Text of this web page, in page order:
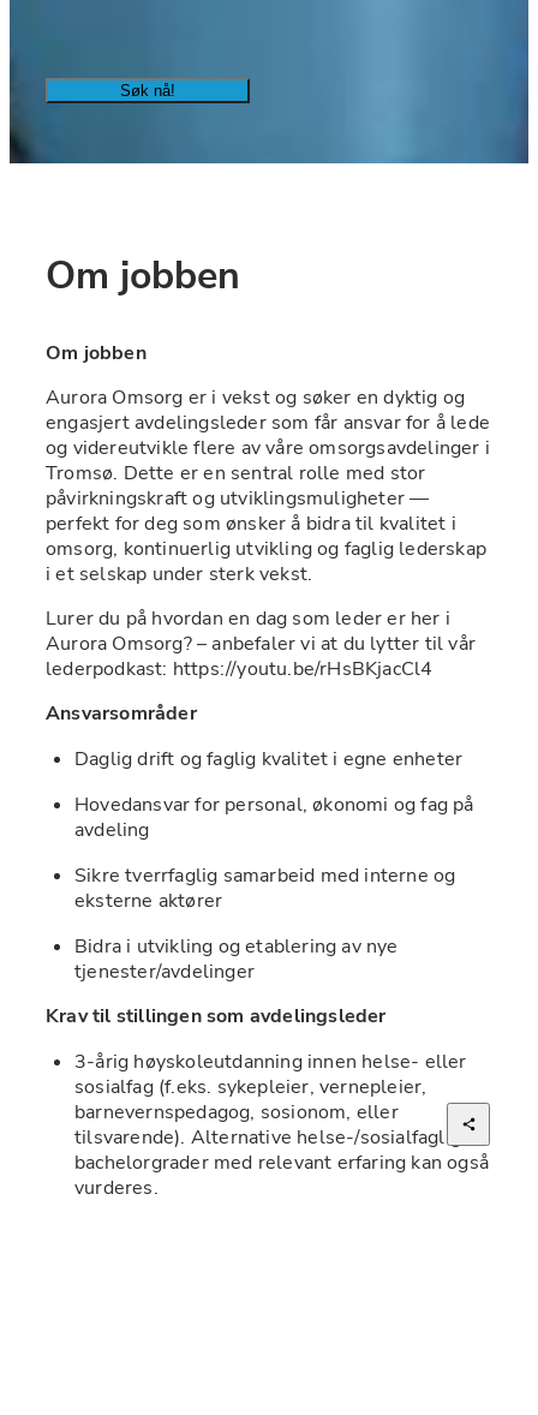
Søk nå!
Om jobben
Om jobben
Aurora Omsorg er i vekst og søker en dyktig og
engasjert avdelingsleder som får ansvar for å lede
og videreutvikle flere av våre omsorgsavdelinger i
Tromsø. Dette er en sentral rolle med stor
påvirkningskraft og utviklingsmuligheter —
perfekt for deg som ønsker å bidra til kvalitet i
omsorg, kontinuerlig utvikling og faglig lederskap
i et selskap under sterk vekst.
Lurer du på hvordan en dag som leder er her i
Aurora Omsorg? – anbefaler vi at du lytter til vår
lederpodkast: https://youtu.be/rHsBKjacCl4
Ansvarsområder
Daglig drift og faglig kvalitet i egne enheter
Hovedansvar for personal, økonomi og fag på
avdeling
Sikre tverrfaglig samarbeid med interne og
eksterne aktører
Bidra i utvikling og etablering av nye
tjenester/avdelinger
Krav til stillingen som avdelingsleder
3-årig høyskoleutdanning innen helse- eller
sosialfag (f.eks. sykepleier, vernepleier,
barnevernspedagog, sosionom, eller
tilsvarende). Alternative helse-/sosialfaglige
bachelorgrader med relevant erfaring kan også
vurderes.